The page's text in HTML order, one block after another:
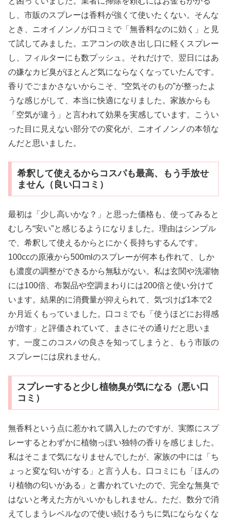
し、市販のスプレーは香料が強くて使いたくない。そんな
とき、ニオイノンノが口コミで「無香料なのに効く」と見
て試してみました。エアコンの吹き出し口に軽くスプレー
し、フィルターにも数プッシュ。それだけで、翌日にはあ
の嫌なカビ臭がほとんど気にならなくなっていたんです。
香りでごまかさないからこそ、“空気そのもの”が整ったよ
うな感じがして、本当に快適になりました。家族からも
「空気が違う」と言われて効果を実感しています。こうい
った目に見えない部分での変化が、ニオイノンノの本領な
んだと思いました。
希釈して使えるからコスパも最高、もう手放せ
ません（良い口コミ）
最初は「少し高いかな？」と思った価格も、使ってみると
むしろ“安い”と感じるようになりました。理由はシンプル
で、希釈して使えるからとにかく長持ちするんです。
100ccの原液から500mlのスプレーが何本も作れて、しか
も濃度の調整ができるから無駄がない。私は玄関や洗濯物
には100倍、布製品や空調まわりには200倍と使い分けて
います。結果的に消費量が抑えられて、気づけば1本で2
か月近くもっていました。口コミでも「使うほどにお得感
が増す」と評価されていて、まさにその通りだと思いま
す。一度このコスパの良さを知ってしまうと、もう市販の
スプレーには戻れません。
スプレーすると少し植物臭が気になる（悪い口
コミ）
無香料という点に惹かれて購入したのですが、実際にスプ
レーするとわずかに植物っぽい独特の香りを感じました。
私はそこまで気になりませんでしたが、家族の中には「ち
ょっと変な匂いがする」と言う人も。口コミにも「ほんの
り植物の匂いがある」と書かれていたので、完全な無臭で
はないと考えた方がいいかもしれません。ただ、数分で消
えてしまうレベルなので使い続けるうちに気にならなくな